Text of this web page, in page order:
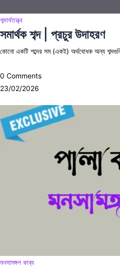
শব্দার্থতত্ত্ব
সমার্থক শব্দ | প্রচুর উদাহরণ
কোনো একটি শব্দের সম (একই) অর্থবোধক অন্য
0 Comments
23/02/2026
মনসামঙ্গল কাব্য